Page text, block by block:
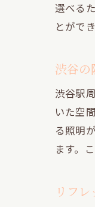
選べる
とがで
渋谷の
渋谷駅
いた空
る照明
ます。
リフ